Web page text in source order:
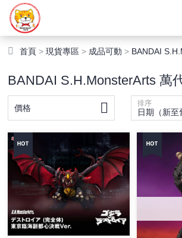
首頁 >現貨專區 > 成品可動 > BANDAI
BANDAI S.H.MonsterArts 萬
價格 排序
日期（新至